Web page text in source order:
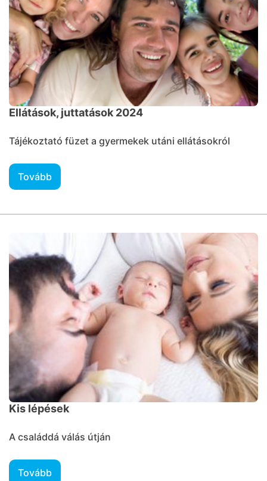
Ellátások, juttatások 2024
Tájékoztató füzet a gyermekek utáni ellátásokról
Tovább
Kis lépések
A családdá válás útján
Tovább